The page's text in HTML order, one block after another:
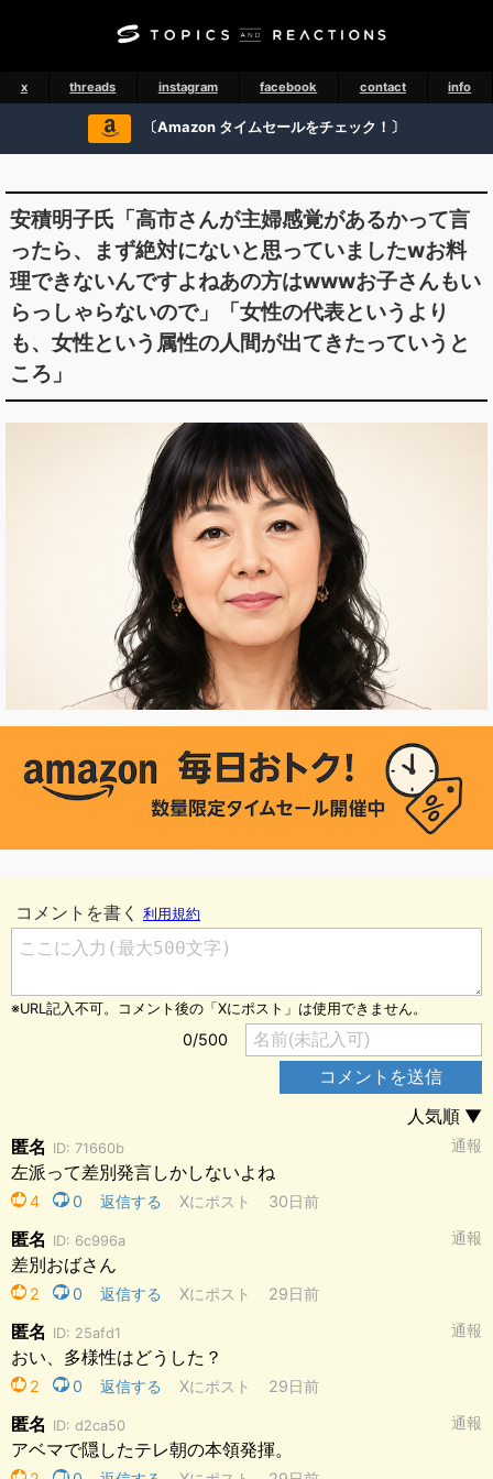
x threads instagram facebook contact info
〔Amazon タイムセールをチェック！〕
安積明子氏「高市さんが主婦感覚があるかって言
ったら、まず絶対にないと思っていましたwお料
理できないんですよねあの方はwwwお子さんもい
らっしゃらないので」「女性の代表というより
も、女性という属性の人間が出てきたっていうと
ころ」